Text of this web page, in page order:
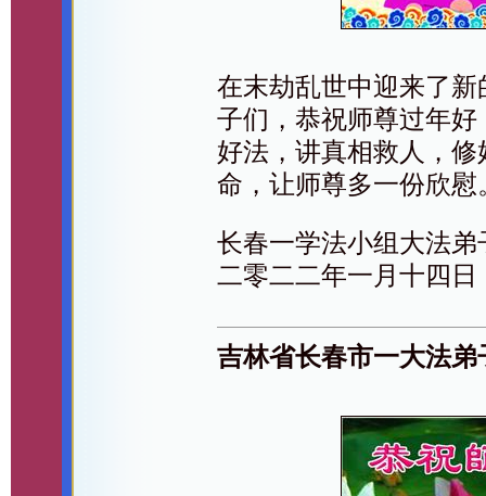
在末劫乱世中迎来了
子们，恭祝师尊过年
好法，讲真相救人，
命，让师尊多一份欣慰
长春一学法小组大法弟
二零二二年一月十四日
吉林省长春市一大法